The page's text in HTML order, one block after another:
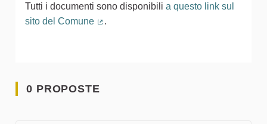
Tutti i documenti sono disponibili a questo link sul
sito del Comune
.
0 PROPOSTE